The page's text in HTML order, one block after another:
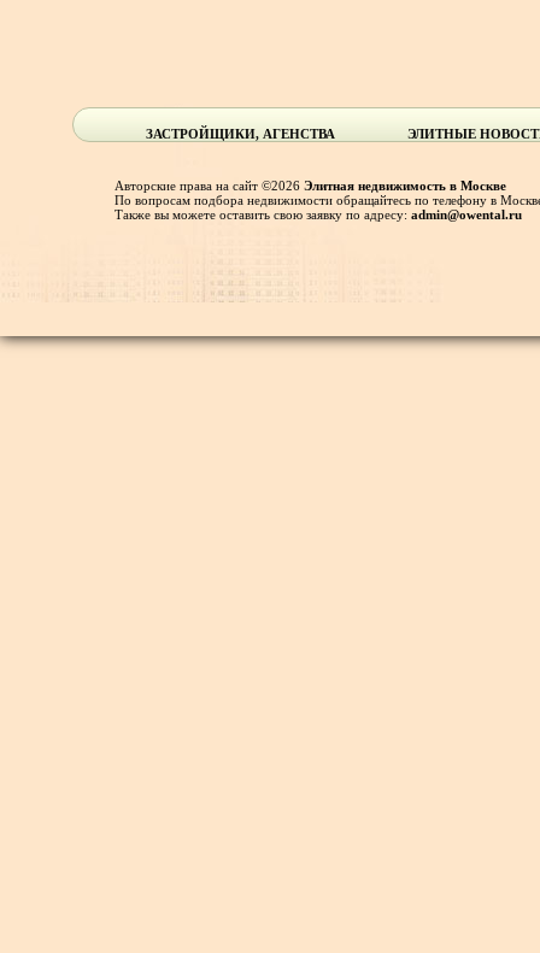
ЗАСТРОЙЩИКИ, АГЕНСТВА ЭЛИТНЫЕ
Авторские права на сайт ©2026 Элитная недвижимость в Москве
По вопросам подбора недвижимости обращайтесь по телефону в
Также вы можете оставить свою заявку по адресу: admin@owental.ru